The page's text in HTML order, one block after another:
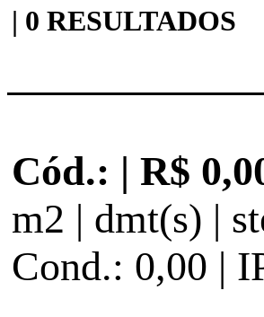
| 0 RESULTADOS
Cód.: | R$
m2 | dmt(s) |
Cond.: 0,00 |